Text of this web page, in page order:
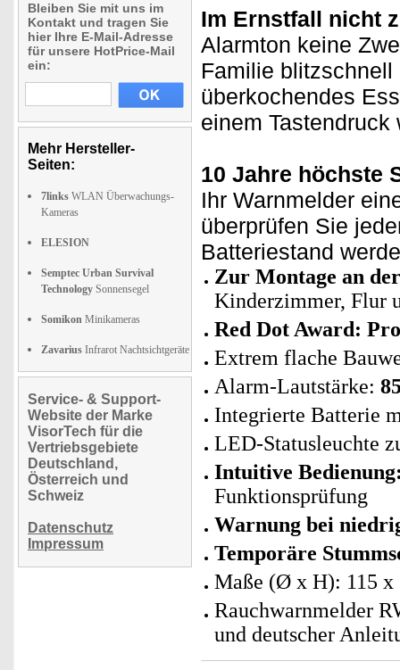
Bleiben Sie mit uns im
Kontakt und tragen Sie
hier Ihre E-Mail-Adresse
für unsere HotPrice-Mail
ein:
Mehr Hersteller-
Seiten:
7links WLAN Überwachungs-
Kameras
ELESION
Semptec Urban Survival
Technology Sonnensegel
Somikon Minikameras
Zavarius Infrarot Nachtsichtgeräte
Service- & Support-
Website der Marke
VisorTech für die
Vertriebsgebiete
Deutschland,
Österreich und
Schweiz
Datenschutz
Impressum
Im Ernstfall nicht
Alarmton keine
Familie
überkochendes
einem Tastendruck
10 Jahre höchste
Ihr Warnmelder
überprüfen Sie
Batteriestand
Zur Montage an
Kinderzimmer, Flur
Red Dot Award:
Extrem flache
Alarm-Lautstärke:
Integrierte Batterie
LED-Statusleuchte
Intuitive
Funktionsprüfung
Warnung bei
Temporäre
Maße (Ø x H): 115 x
Rauchwarnmelder
und deutscher